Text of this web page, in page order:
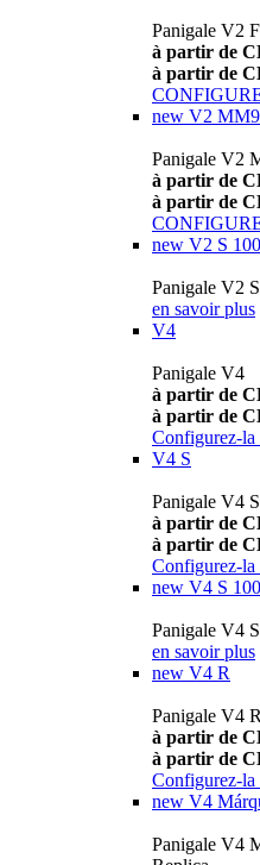
Panigale V2
à partir de
à partir de
new V2
Panigale V2
à partir de
à partir de
new V2 S 100
Panigale V2
en savoir plus
V4
Panigale V4
à partir de
à partir de
Configurez-la
V4 S
Panigale V4 S
à partir de
à partir de
Configurez-la
new V4 S 100
Panigale V4
en savoir plus
new V4 R
Panigale V4 R
à partir de
à partir de
Configurez-la
new V4
Panigale V4